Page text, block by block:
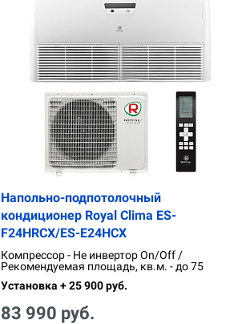
Напольно-подпотолочный
кондиционер Royal Clima ES-
F24HRCX/ES-E24HCX
Компрессор - Не инвертор On/Off /
Рекомендуемая площадь, кв.м. - до 75
Установка + 25 900 руб.
83 990 руб.